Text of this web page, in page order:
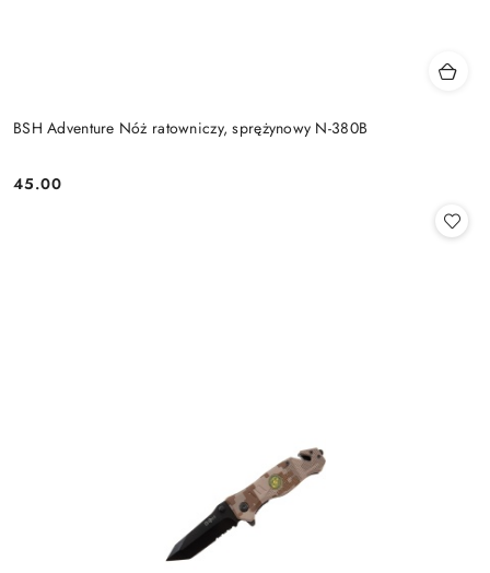
BSH Adventure Nóż ratowniczy, sprężynowy N-380B
Cena:
45.00